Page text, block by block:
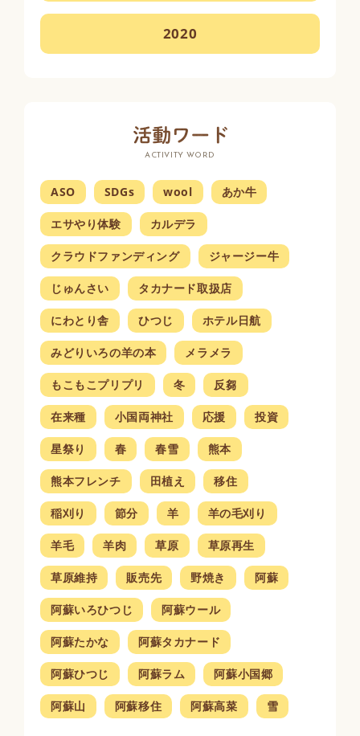
2020
ACTIVITY WORD
ASO SDGs wool あか牛
エサやり体験 カルデラ
クラウドファンディング ジャージー牛
じゅんさい タカナード取扱店
にわとり舎 ひつじ ホテル日航
みどりいろの羊の本 メラメラ
もこもこプリプリ 冬 反芻
在来種 小国両神社 応援 投資
星祭り 春 春雪 熊本
熊本フレンチ 田植え 移住
稲刈り 節分 羊 羊の毛刈り
羊毛 羊肉 草原 草原再生
草原維持 販売先 野焼き 阿蘇
阿蘇いろひつじ 阿蘇ウール
阿蘇たかな 阿蘇タカナード
阿蘇ひつじ 阿蘇ラム 阿蘇小国郷
阿蘇山 阿蘇移住 阿蘇高菜 雪